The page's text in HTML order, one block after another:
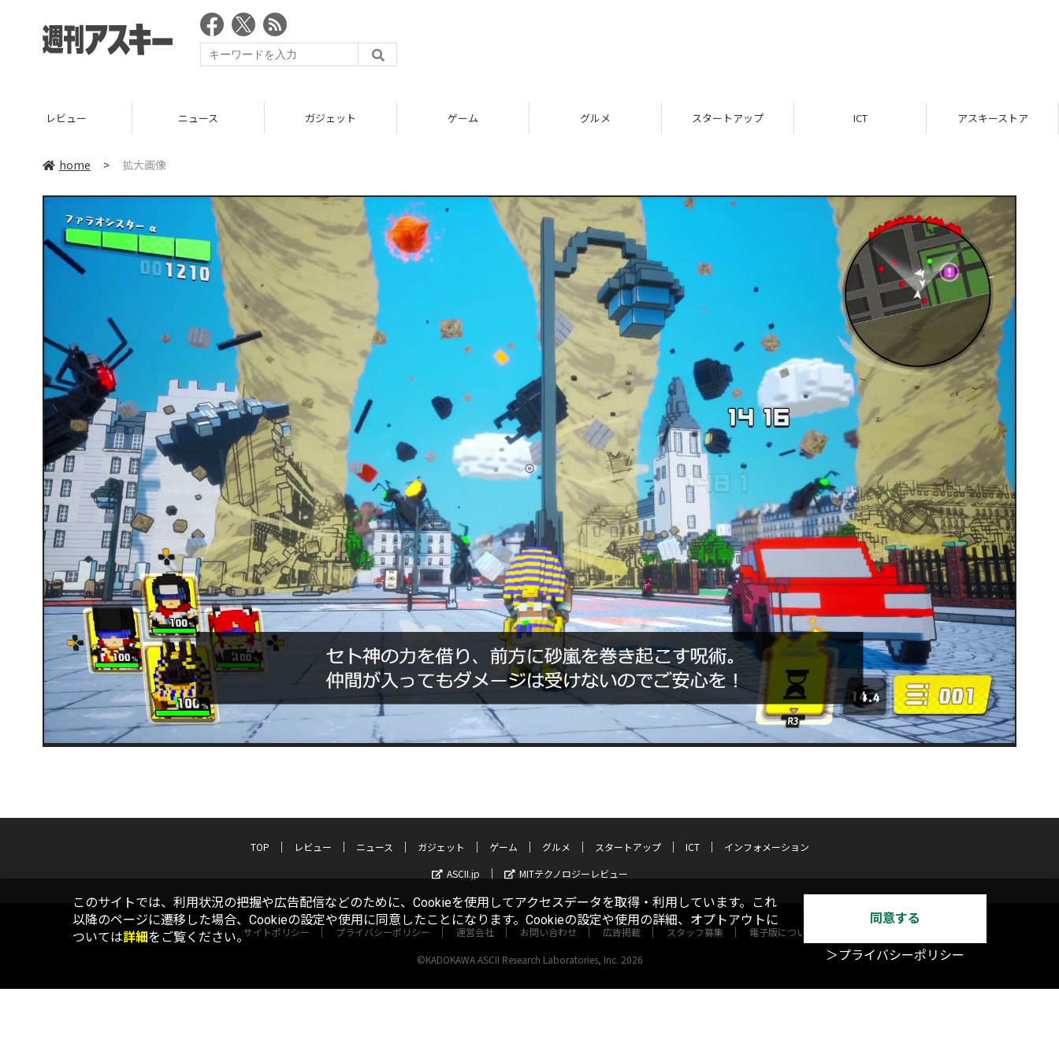
レビュー ニュース ガジェット ゲーム グルメ スタートアップ ICT アスキーストア
home > 拡大画像
TOP レビュー ニュース ガジェット ゲーム グルメ スタートアップ ICT
インフォメーション
ASCII.jp
MITテクノロジーレビュー
サイトポリシー プライバシーポリシー 運営会社 お問い合わせ 広告掲載 スタッフ募集 電子版について
©KADOKAWA ASCII Research Laboratories, Inc. 2026
このサイトでは、利用状況の把握や広告配信などのために、Cookieを使用してアクセスデータを取得・利用しています。これ
以降のページに遷移した場合、Cookieの設定や使用に同意したことになります。Cookieの設定や使用の詳細、オプトアウトに
ついては詳細をご覧ください。
同意する
＞プライバシーポリシー